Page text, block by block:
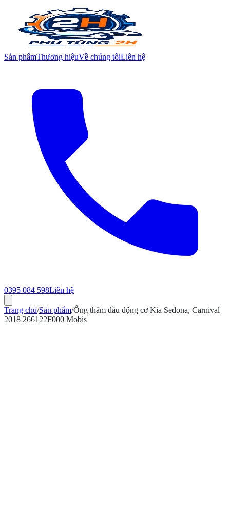
Sản phẩmThương hiệuVề chúng tôiLiên hệ
0395 084 598Liên hệ
Trang chủ/Sản phẩm/Ống thăm dầu động cơ Kia Sedona, Carnival
2018 266122F000 Mobis